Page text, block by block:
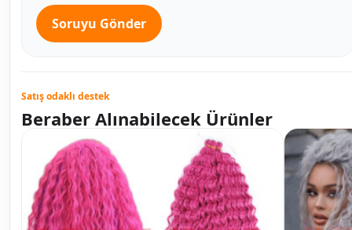
Soruyu Gönder
Satış odaklı destek
Beraber Alınabilecek Ürünler